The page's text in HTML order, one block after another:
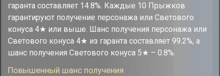
гаранта составляет 14.8%. Каждые 10 Прыжков
гарантируют получение персонажа или Светового
конуса 4★ или выше. Шанс получения персонажа или
Светового конуса 4★ из гаранта составляет 99.2%, а
шанс получения Светового конуса 5★ – 0.8%.
Повышенный шанс получения